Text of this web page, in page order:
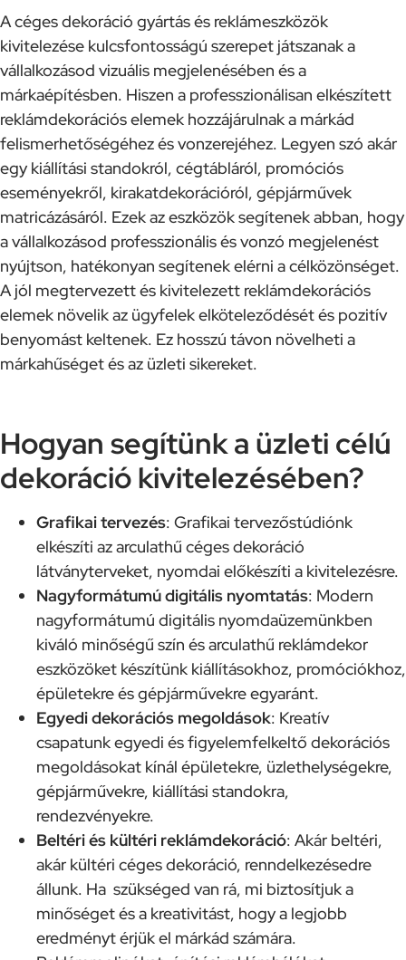
A céges dekoráció gyártás és reklámeszközök
kivitelezése kulcsfontosságú szerepet játszanak a
vállalkozásod vizuális megjelenésében és a
márkaépítésben. Hiszen a professzionálisan elkészített
reklámdekorációs elemek hozzájárulnak a márkád
felismerhetőségéhez és vonzerejéhez. Legyen szó akár
egy kiállítási standokról, cégtábláról, promóciós
eseményekről, kirakatdekorációról, gépjárművek
matricázásáról. Ezek az eszközök segítenek abban, hogy
a vállalkozásod professzionális és vonzó megjelenést
nyújtson, hatékonyan segítenek elérni a célközönséget.
A jól megtervezett és kivitelezett reklámdekorációs
elemek növelik az ügyfelek elköteleződését és pozitív
benyomást keltenek. Ez hosszú távon növelheti a
márkahűséget és az üzleti sikereket.
Hogyan segítünk a üzleti célú
dekoráció kivitelezésében?
Grafikai tervezés: Grafikai tervezőstúdiónk
elkészíti az arculathű céges dekoráció
látványterveket, nyomdai előkészíti a kivitelezésre.
Nagyformátumú digitális nyomtatás: Modern
nagyformátumú digitális nyomdaüzemünkben
kiváló minőségű szín és arculathű reklámdekor
eszközöket készítünk kiállításokhoz, promóciókhoz,
épületekre és gépjárművekre egyaránt.
Egyedi dekorációs megoldások: Kreatív
csapatunk egyedi és figyelemfelkeltő dekorációs
megoldásokat kínál épületekre, üzlethelységekre,
gépjárművekre, kiállítási standokra,
rendezvényekre.
Beltéri és kültéri reklámdekoráció: Akár beltéri,
akár kültéri céges dekoráció, renndelkezésedre
állunk. Ha szükséged van rá, mi biztosítjuk a
minőséget és a kreativitást, hogy a legjobb
eredményt érjük el márkád számára.